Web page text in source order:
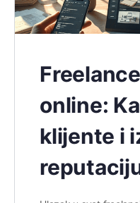
online:
klijente i